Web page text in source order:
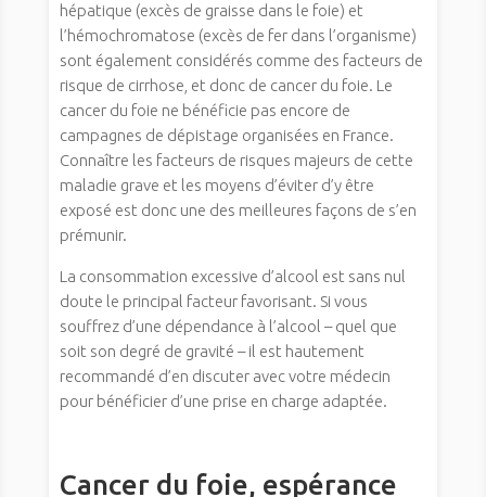
hépatique (excès de graisse dans le foie) et
l’hémochromatose (excès de fer dans l’organisme)
sont également considérés comme des facteurs de
risque de cirrhose, et donc de cancer du foie. Le
cancer du foie ne bénéficie pas encore de
campagnes de dépistage organisées en France.
Connaître les facteurs de risques majeurs de cette
maladie grave et les moyens d’éviter d’y être
exposé est donc une des meilleures façons de s’en
prémunir.
La consommation excessive d’alcool est sans nul
doute le principal facteur favorisant. Si vous
souffrez d’une dépendance à l’alcool – quel que
soit son degré de gravité – il est hautement
recommandé d’en discuter avec votre médecin
pour bénéficier d’une prise en charge adaptée.
Cancer du foie, espérance